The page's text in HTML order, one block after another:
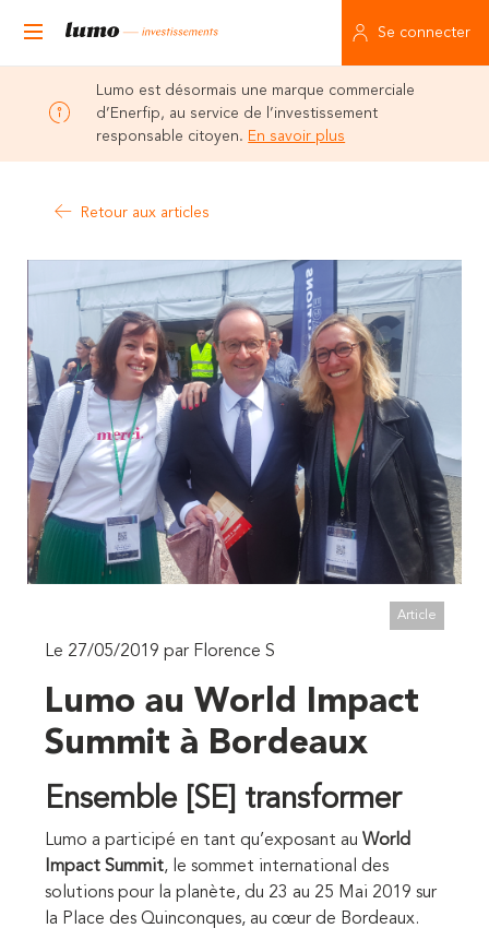
Se connecter
Lumo est désormais une marque commerciale
d’Enerfip, au service de l’investissement
responsable citoyen. En savoir plus
Retour aux articles
Article
Le 27/05/2019 par Florence S
Lumo au World Impact
Summit à Bordeaux
Ensemble [SE] transformer
Lumo a participé en tant qu’exposant au World
Impact Summit, le sommet international des
solutions pour la planète, du 23 au 25 Mai 2019 sur
la Place des Quinconques, au cœur de Bordeaux.